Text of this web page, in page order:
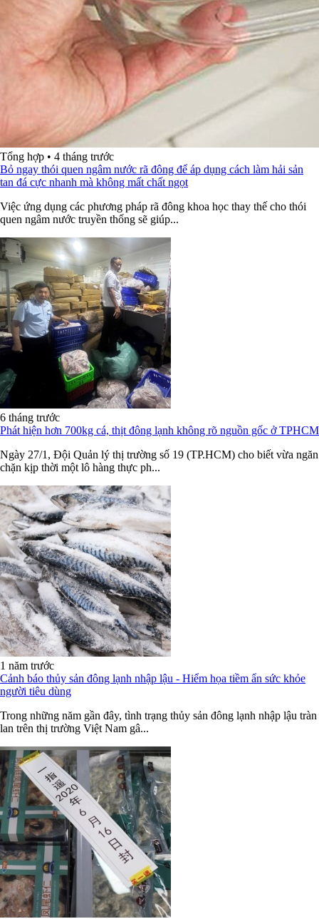
Tổng hợp • 4 tháng trước
Bỏ ngay thói quen ngâm nước rã đông để áp dụng cách làm hải sản
tan đá cực nhanh mà không mất chất ngọt
Việc ứng dụng các phương pháp rã đông khoa học thay thế cho thói
quen ngâm nước truyền thống sẽ giúp...
6 tháng trước
Phát hiện hơn 700kg cá, thịt đông lạnh không rõ nguồn gốc ở TPHCM
Ngày 27/1, Đội Quản lý thị trường số 19 (TP.HCM) cho biết vừa ngăn
chặn kịp thời một lô hàng thực ph...
1 năm trước
Cảnh báo thủy sản đông lạnh nhập lậu - Hiểm họa tiềm ẩn sức khỏe
người tiêu dùng
Trong những năm gần đây, tình trạng thủy sản đông lạnh nhập lậu tràn
lan trên thị trường Việt Nam gâ...